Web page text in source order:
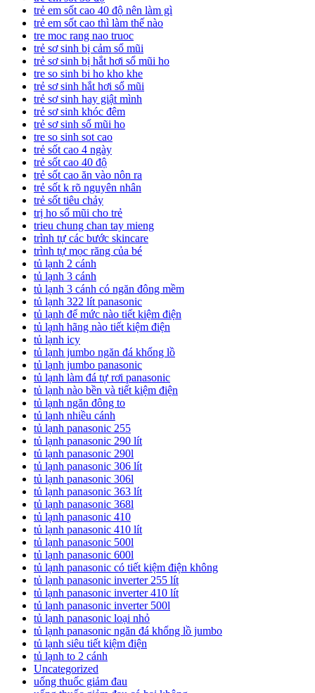
trẻ em sốt cao 40 độ nên làm gì
trẻ em sốt cao thì làm thế nào
tre moc rang nao truoc
trẻ sơ sinh bị cảm sổ mũi
trẻ sơ sinh bị hắt hơi sổ mũi ho
tre so sinh bi ho kho khe
trẻ sơ sinh hắt hơi sổ mũi
trẻ sơ sinh hay giật mình
trẻ sơ sinh khóc đêm
trẻ sơ sinh sổ mũi ho
tre so sinh sot cao
trẻ sốt cao 4 ngày
trẻ sốt cao 40 độ
trẻ sốt cao ăn vào nôn ra
trẻ sốt k rõ nguyên nhân
trẻ sốt tiêu chảy
trị ho sổ mũi cho trẻ
trieu chung chan tay mieng
trình tự các bước skincare
trình tự mọc răng của bé
tủ lạnh 2 cánh
tủ lạnh 3 cánh
tủ lạnh 3 cánh có ngăn đông mềm
tủ lạnh 322 lít panasonic
tủ lạnh để mức nào tiết kiệm điện
tủ lạnh hãng nào tiết kiệm điện
tủ lạnh icy
tủ lạnh jumbo ngăn đá khổng lồ
tủ lạnh jumbo panasonic
tủ lạnh làm đá tự rơi panasonic
tủ lạnh nào bền và tiết kiệm điện
tủ lạnh ngăn đông to
tủ lạnh nhiều cánh
tủ lạnh panasonic 255
tủ lạnh panasonic 290 lít
tủ lạnh panasonic 290l
tủ lạnh panasonic 306 lít
tủ lạnh panasonic 306l
tủ lạnh panasonic 363 lít
tủ lạnh panasonic 368l
tủ lạnh panasonic 410
tủ lạnh panasonic 410 lít
tủ lạnh panasonic 500l
tủ lạnh panasonic 600l
tủ lạnh panasonic có tiết kiệm điện không
tủ lạnh panasonic inverter 255 lít
tủ lạnh panasonic inverter 410 lít
tủ lạnh panasonic inverter 500l
tủ lạnh panasonic loại nhỏ
tủ lạnh panasonic ngăn đá khổng lồ jumbo
tủ lạnh siêu tiết kiệm điện
tủ lạnh to 2 cánh
Uncategorized
uống thuốc giảm đau